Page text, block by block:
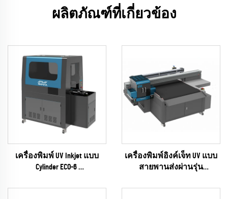
ผลิตภัณฑ์ที่เกี่ยวข้อง
เครื่องพิมพ์ UV Inkjet แบบ
Cylinder ECO-6
เครื่องพิมพ์อิงค์เจ็ท UV แบบ
สายพานส่งผ่านรุ่น
สแกน AI